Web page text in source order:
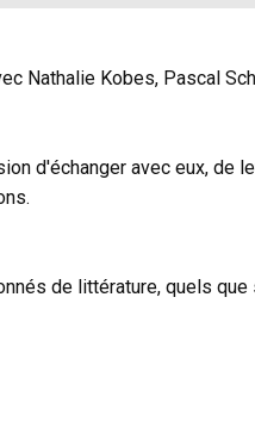
Nathalie Kobes, Pascal
d'échanger avec eux, de
de littérature, quels